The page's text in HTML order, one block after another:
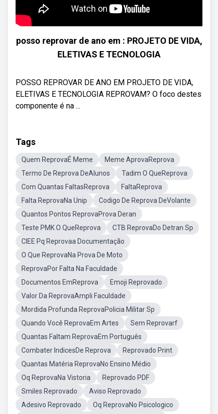
posso reprovar de ano em : PROJETO DE VIDA,
ELETIVAS E TECNOLOGIA
POSSO REPROVAR DE ANO EM PROJETO DE VIDA,
ELETIVAS E TECNOLOGIA REPROVAM? O foco destes
componente é na ...
Tags
Quem ReprovaÉ Meme
Meme AprovaReprova
Termo De Reprova DeAlunos
Tadim O QueReprova
Com Quantas FaltasReprova
FaltaReprova
Falta ReprovaNa Unip
Codigo De Reprova DeVolante
Quantos Pontos ReprovaProva Deran
Teste PMK O QueReprova
CTB ReprovaDo Detran Sp
CIEE Pq Reprovaa Documentação
O Que ReprovaNa Prova De Moto
ReprovaPor Falta Na Faculdade
Documentos EmReprova
Emoji Reprovado
Valor Da ReprovaAmpli Faculdade
Mordida Profunda ReprovaPolicia Militar Sp
Quando Você ReprovaEm Artes
Sem Reprovarf
Quantas Faltam ReprovaEm Português
Combater IndicesDe Reprova
Reprovado Print
Quantas Matéria ReprovaNo Ensino Médio
Oq ReprovaNa Vistoria
Reprovado PDF
Smiles Reprovado
Aviso Reprovado
Adesivo Reprovado
Oq ReprovaNo Psicologico